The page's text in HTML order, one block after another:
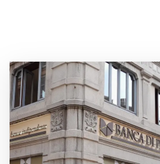
Immagine